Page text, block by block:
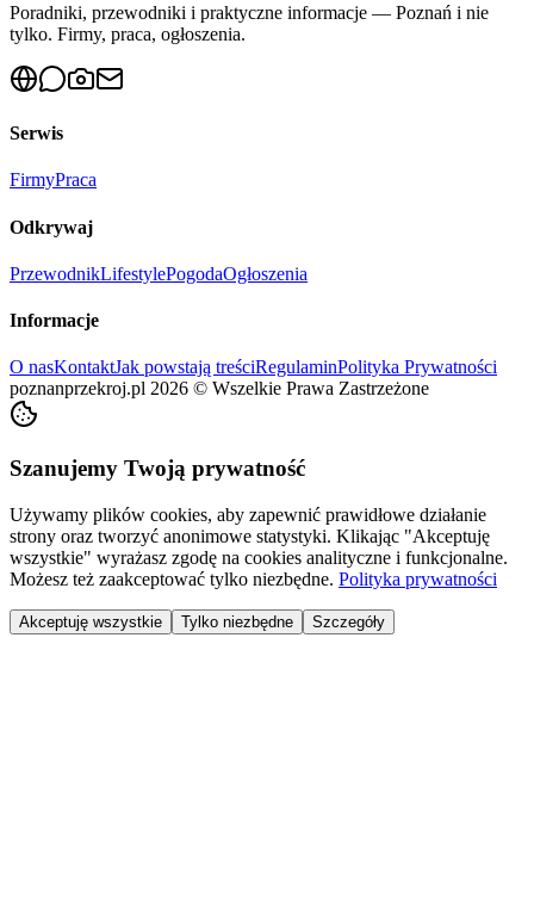
Poradniki, przewodniki i praktyczne informacje — Poznań i nie
tylko. Firmy, praca, ogłoszenia.
Serwis
FirmyPraca
Odkrywaj
PrzewodnikLifestylePogodaOgłoszenia
Informacje
O nasKontaktJak powstają treściRegulaminPolityka Prywatności
poznanprzekroj.pl 2026 © Wszelkie Prawa Zastrzeżone
Szanujemy Twoją prywatność
Używamy plików cookies, aby zapewnić prawidłowe działanie
strony oraz tworzyć anonimowe statystyki. Klikając "Akceptuję
wszystkie" wyrażasz zgodę na cookies analityczne i funkcjonalne.
Możesz też zaakceptować tylko niezbędne. Polityka prywatności
Akceptuję wszystkie Tylko niezbędne Szczegóły